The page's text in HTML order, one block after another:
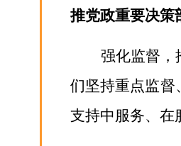
推党政重要决策
强化监督，
们坚持重点监督
支持中服务、在